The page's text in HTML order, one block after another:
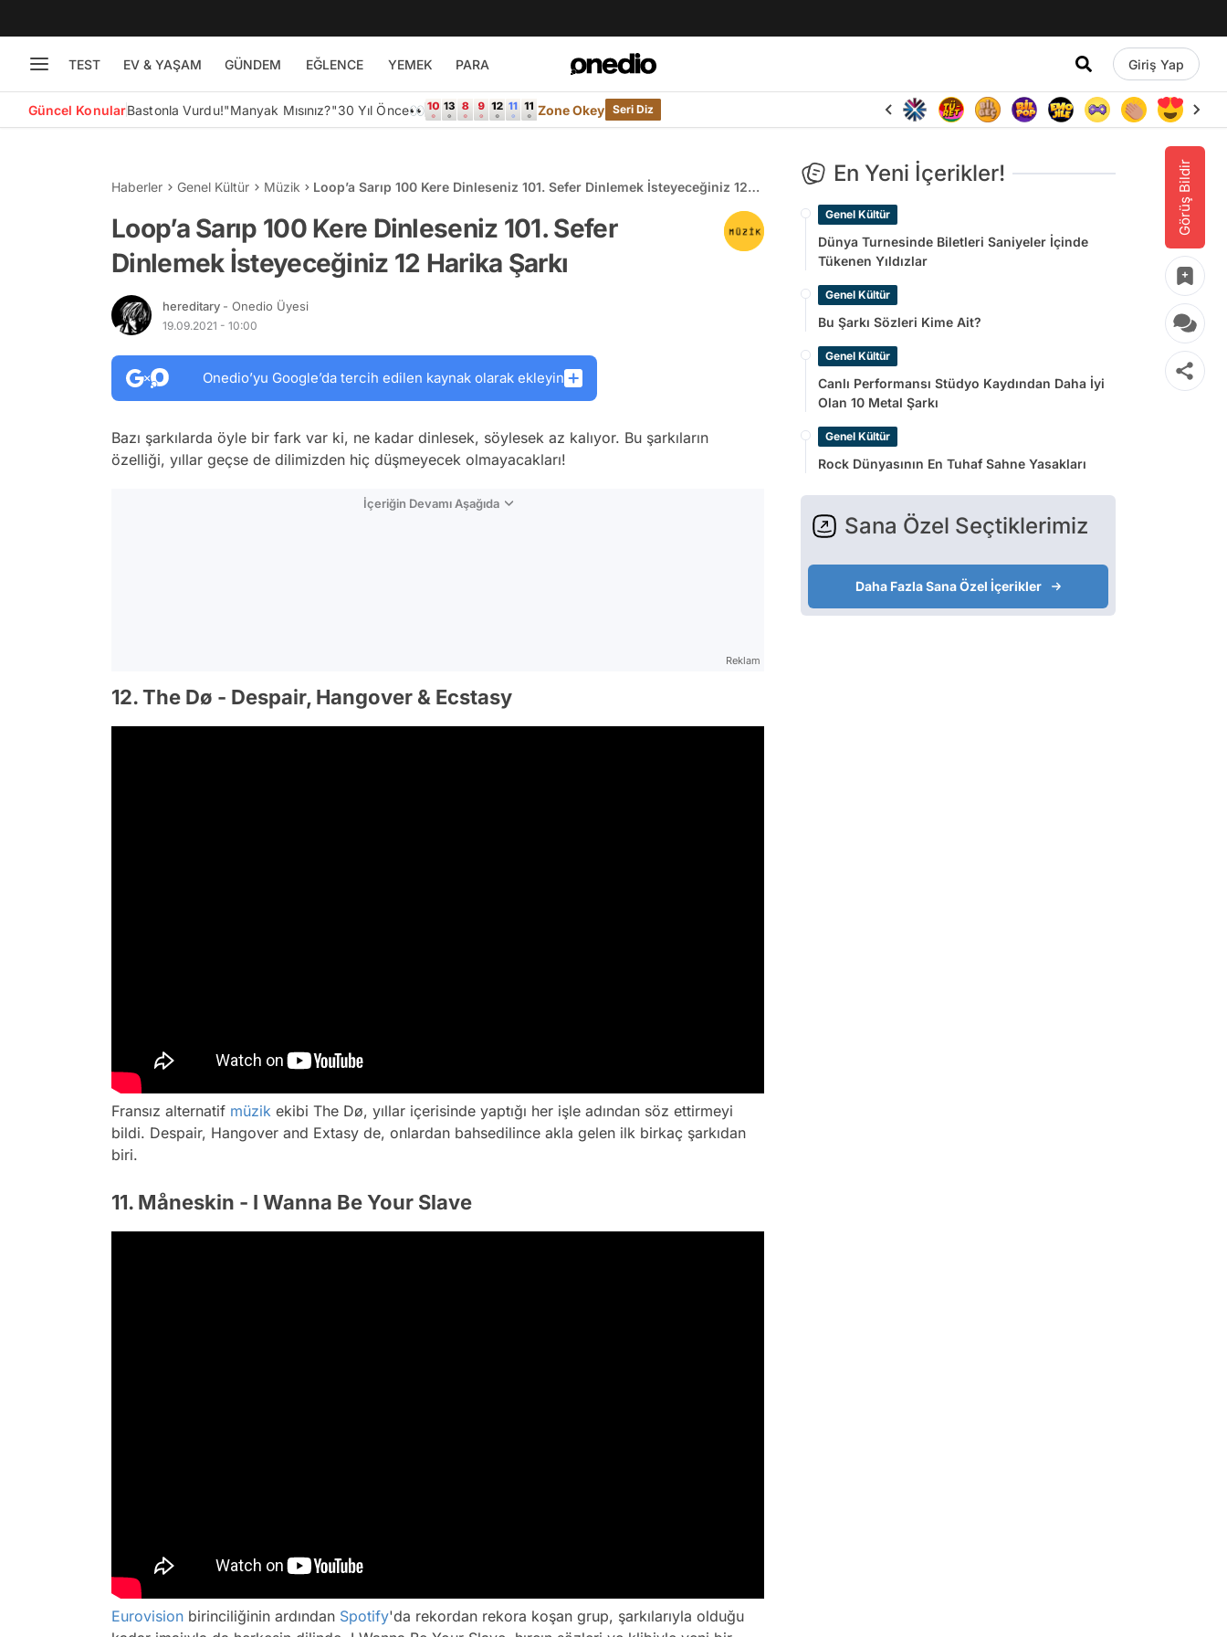
TEST EV & YAŞAM GÜNDEM EĞLENCE YEMEK PARA Giriş Yap
Güncel KonularBastonla Vurdu!"Manyak Mısınız?"30 Yıl Önce👀 Zone Okey Seri Diz
Görüş Bildir
Haberler Genel Kültür Müzik
Loop’a Sarıp 100 Kere Dinleseniz 101. Sefer Dinlemek İsteyeceğiniz 12
Loop’a Sarıp 100 Kere Dinleseniz 101. Sefer
Dinlemek İsteyeceğiniz 12 Harika Şarkı
hereditary - Onedio Üyesi
19.09.2021 - 10:00
Onedio’yu Google’da tercih edilen kaynak olarak ekleyin
Bazı şarkılarda öyle bir fark var ki, ne kadar dinlesek, söylesek az kalıyor. Bu şarkıların
özelliği, yıllar geçse de dilimizden hiç düşmeyecek olmayacakları!
İçeriğin Devamı Aşağıda
Reklam
12. The Dø - Despair, Hangover & Ecstasy
Fransız alternatif müzik ekibi The Dø, yıllar içerisinde yaptığı her işle adından söz ettirmeyi
bildi. Despair, Hangover and Extasy de, onlardan bahsedilince akla gelen ilk birkaç şarkıdan
biri.
11. Måneskin - I Wanna Be Your Slave
Eurovision birinciliğinin ardından Spotify'da rekordan rekora koşan grup, şarkılarıyla olduğu
En Yeni İçerikler!
Genel Kültür
Dünya Turnesinde Biletleri Saniyeler İçinde
Tükenen Yıldızlar
Genel Kültür
Bu Şarkı Sözleri Kime Ait?
Genel Kültür
Canlı Performansı Stüdyo Kaydından Daha İyi
Olan 10 Metal Şarkı
Genel Kültür
Rock Dünyasının En Tuhaf Sahne Yasakları
Sana Özel Seçtiklerimiz
Daha Fazla Sana Özel İçerikler